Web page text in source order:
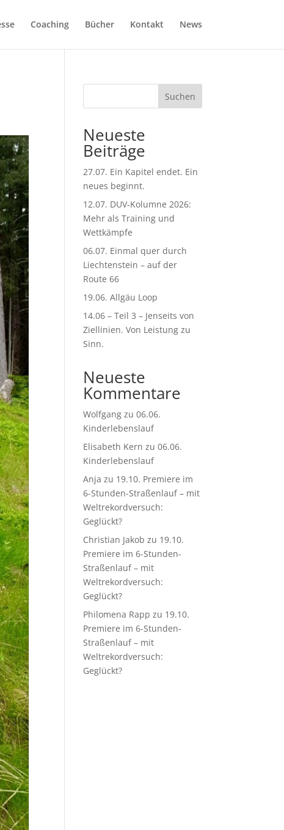
Coaching Bücher Kontakt News
Suchen
Neueste
Beiträge
27.07. Ein Kapitel endet. Ein
neues beginnt.
12.07. DUV-Kolumne 2026:
Mehr als Training und
Wettkämpfe
06.07. Einmal quer durch
Liechtenstein – auf der
Route 66
19.06. Allgäu Loop
14.06 – Teil 3 – Jenseits von
Ziellinien. Von Leistung zu
Sinn.
Neueste
Kommentare
Wolfgang zu06.06.
Kinderlebenslauf
Elisabeth Kern zu06.06.
Kinderlebenslauf
Anja zu 19.10. Premiere im
6-Stunden-Straßenlauf – mit
Weltrekordversuch:
Geglückt?
Christian Jakob zu 19.10.
Premiere im 6-Stunden-
Straßenlauf – mit
Weltrekordversuch:
Geglückt?
Philomena Rapp zu 19.10.
Premiere im 6-Stunden-
Straßenlauf – mit
Weltrekordversuch:
Geglückt?